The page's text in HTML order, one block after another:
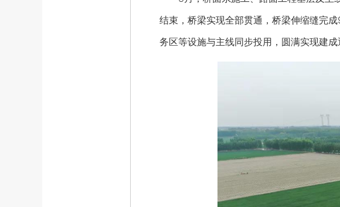
结束，桥梁实现全部贯通，桥梁伸缩缝完
务区等设施与主线同步投用，圆满实现建成